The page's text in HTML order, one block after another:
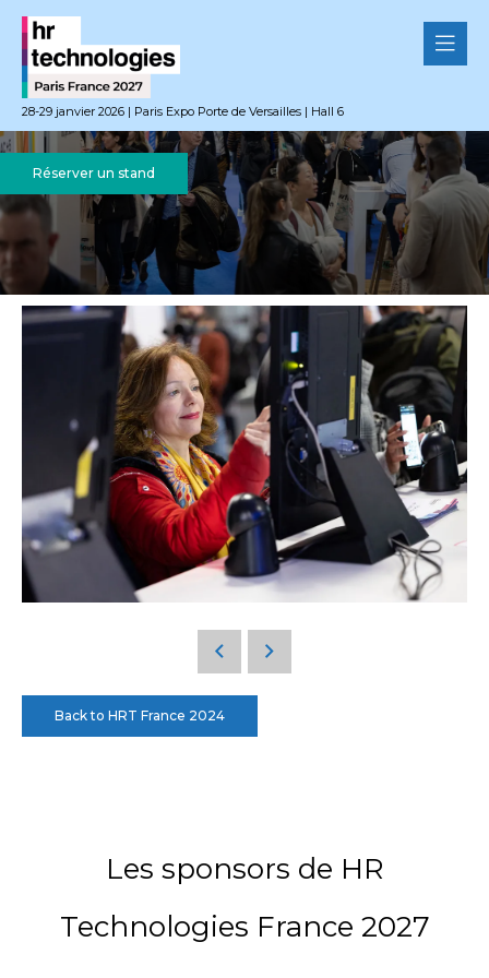
28-29 janvier 2026 | Paris Expo Porte de Versailles | Hall 6
Réserver un stand
Back to HRT France 2024
Les sponsors de HR
Technologies France 2027